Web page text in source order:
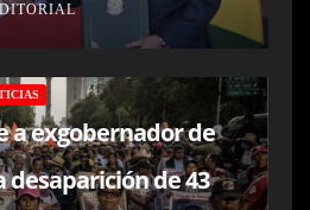
a exgobernador de
desaparición de 43